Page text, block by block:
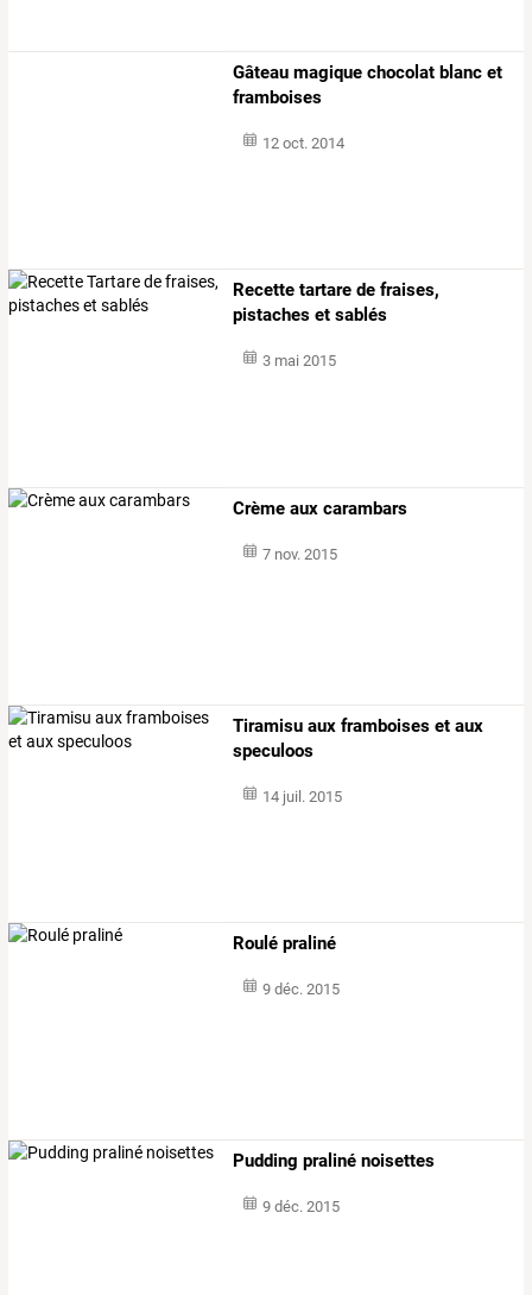
Gâteau magique chocolat blanc et
framboises
12 oct. 2014
Recette tartare de fraises,
pistaches et sablés
3 mai 2015
Crème aux carambars
7 nov. 2015
Tiramisu aux framboises et aux
speculoos
14 juil. 2015
Roulé praliné
9 déc. 2015
Pudding praliné noisettes
9 déc. 2015